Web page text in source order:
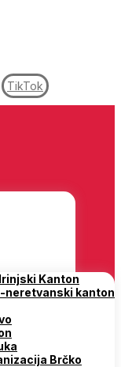
TikTok
Kanton
neretvanski kanton
Brčko